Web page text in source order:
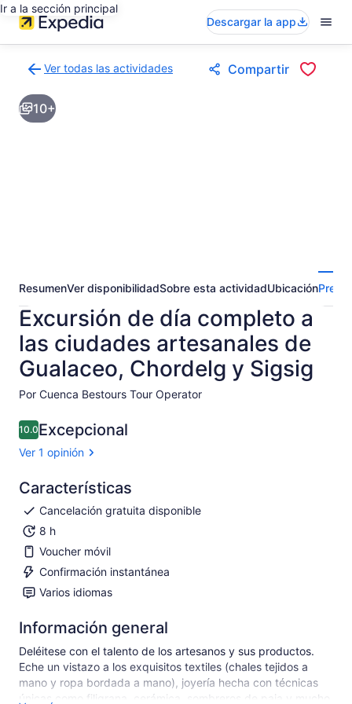
Ir a la sección principal
Descargar la app
Ver todas las actividades
a
la
página
Compartir
10+
ResumenVer disponibilidadSobre esta actividadUbicación
Excursión de día completo a
las ciudades artesanales de
Gualaceo, Chordelg y Sigsig
Por Cuenca Bestours Tour Operator
10.010.0 de 10
Excepcional
Ver 1 opinión
Características
Cancelación gratuita disponible
8 h
Voucher móvil
Confirmación instantánea
Varios idiomas
Información general
Deléitese con el talento de los artesanos y sus productos.
Eche un vistazo a los exquisitos textiles (chales tejidos a
mano y ropa bordada a mano), joyería hecha con técnicas
únicas como filigrana, cerámica, sombreros de paja y mucho